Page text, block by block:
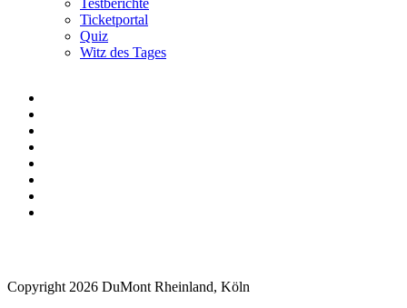
Testberichte
Ticketportal
Quiz
Witz des Tages
Copyright 2026 DuMont Rheinland, Köln